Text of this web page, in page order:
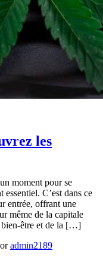
les
moment pour se
essentiel. C’est dans ce
entrée, offrant une
même de la capitale
bien-être et de la […]
admin2189